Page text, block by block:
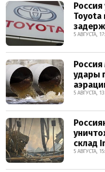
Toyota
5 АВГУСТА,
удары
5 АВГУСТА,
склад
5 АВГУСТА,